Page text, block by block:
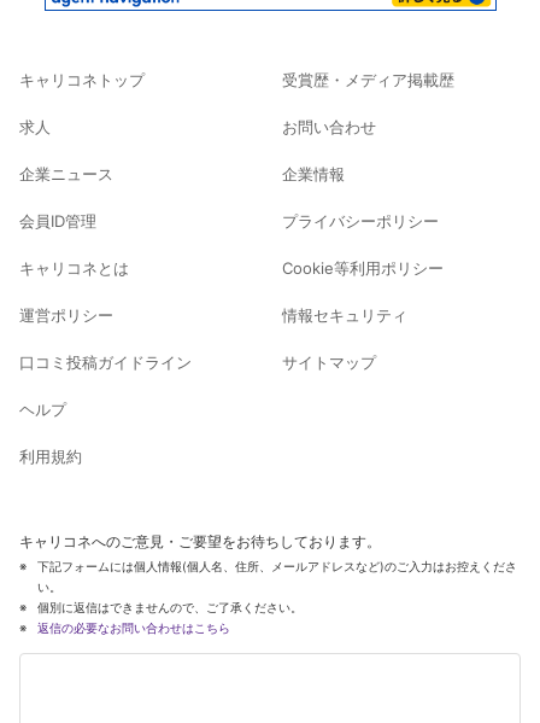
キャリコネトップ
求人
企業ニュース
会員ID管理
キャリコネとは
運営ポリシー
口コミ投稿ガイドライン
ヘルプ
利用規約
受賞歴・メディア掲載歴
お問い合わせ
企業情報
プライバシーポリシー
Cookie等利用ポリシー
情報セキュリティ
サイトマップ
キャリコネへのご意見・ご要望をお待ちしております。
下記フォームには個人情報(個人名、住所、メールアドレスなど)のご入力はお控えくださ
い。
個別に返信はできませんので、ご了承ください。
返信の必要なお問い合わせはこちら